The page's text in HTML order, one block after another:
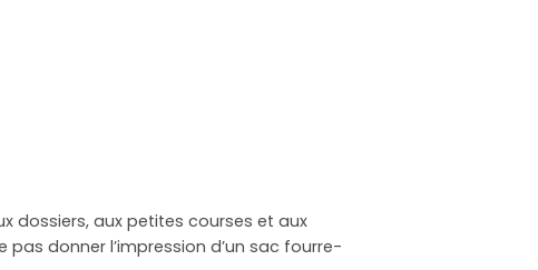
dossiers, aux petites courses et aux
donner l’impression d’un sac fourre-